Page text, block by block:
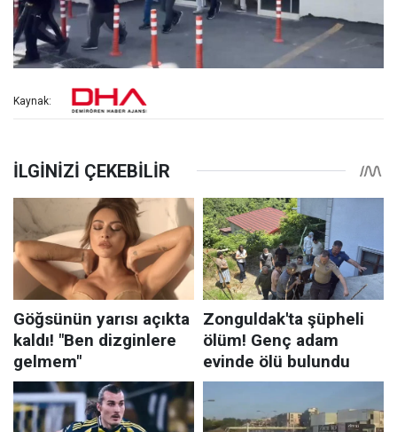
Kaynak: